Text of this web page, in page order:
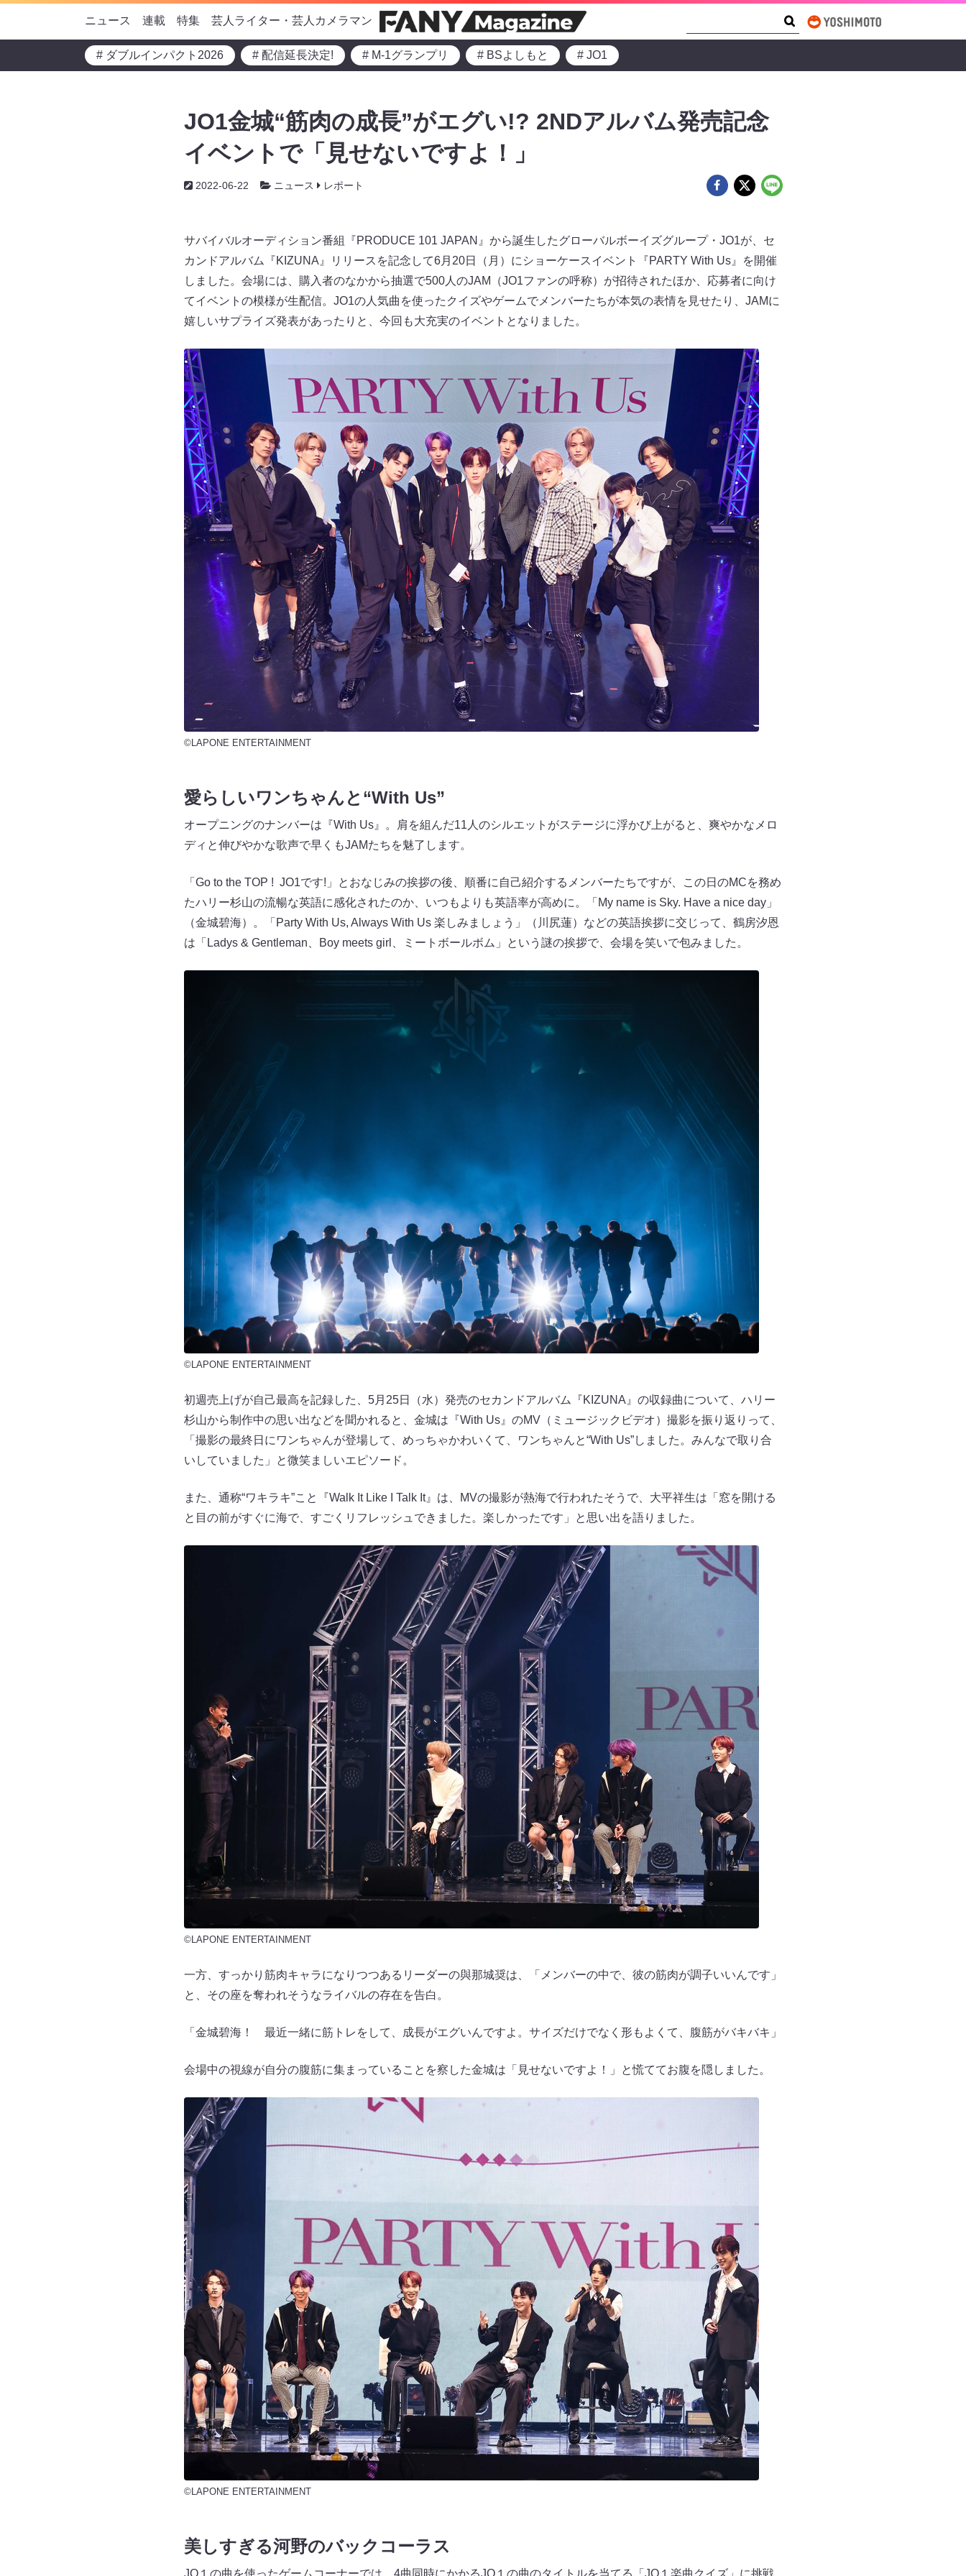
ニュース 連載 特集 芸人ライター・芸人カメラマン
# ダブルインパクト2026 # 配信延長決定! # M-1グランプリ # BSよしもと # JO1
JO1金城“筋肉の成長”がエグい!? 2NDアルバム発売記念
イベントで「見せないですよ！」
2022-06-22 ニュース レポート
サバイバルオーディション番組『PRODUCE 101 JAPAN』から誕生したグローバルボーイズグループ・JO1が、セ
カンドアルバム『KIZUNA』リリースを記念して6月20日（月）にショーケースイベント『PARTY With Us』を開催
しました。会場には、購入者のなかから抽選で500人のJAM（JO1ファンの呼称）が招待されたほか、応募者に向け
てイベントの模様が生配信。JO1の人気曲を使ったクイズやゲームでメンバーたちが本気の表情を見せたり、JAMに
嬉しいサプライズ発表があったりと、今回も大充実のイベントとなりました。
©LAPONE ENTERTAINMENT
愛らしいワンちゃんと“With Us”
オープニングのナンバーは『With Us』。肩を組んだ11人のシルエットがステージに浮かび上がると、爽やかなメロ
ディと伸びやかな歌声で早くもJAMたちを魅了します。
「Go to the TOP ! JO1です!」とおなじみの挨拶の後、順番に自己紹介するメンバーたちですが、この日のMCを務め
たハリー杉山の流暢な英語に感化されたのか、いつもよりも英語率が高めに。「My name is Sky. Have a nice day」
（金城碧海）。「Party With Us, Always With Us 楽しみましょう」（川尻蓮）などの英語挨拶に交じって、鶴房汐恩
は「Ladys & Gentleman、Boy meets girl、ミートボールボム」という謎の挨拶で、会場を笑いで包みました。
©LAPONE ENTERTAINMENT
初週売上げが自己最高を記録した、5月25日（水）発売のセカンドアルバム『KIZUNA』の収録曲について、ハリー
杉山から制作中の思い出などを聞かれると、金城は『With Us』のMV（ミュージックビデオ）撮影を振り返りって、
「撮影の最終日にワンちゃんが登場して、めっちゃかわいくて、ワンちゃんと“With Us”しました。みんなで取り合
いしていました」と微笑ましいエピソード。
また、通称“ワキラキ”こと『Walk It Like I Talk It』は、MVの撮影が熱海で行われたそうで、大平祥生は「窓を開ける
と目の前がすぐに海で、すごくリフレッシュできました。楽しかったです」と思い出を語りました。
©LAPONE ENTERTAINMENT
一方、すっかり筋肉キャラになりつつあるリーダーの與那城奨は、「メンバーの中で、彼の筋肉が調子いいんです」
と、その座を奪われそうなライバルの存在を告白。
「金城碧海！ 最近一緒に筋トレをして、成長がエグいんですよ。サイズだけでなく形もよくて、腹筋がバキバキ」
会場中の視線が自分の腹筋に集まっていることを察した金城は「見せないですよ！」と慌ててお腹を隠しました。
©LAPONE ENTERTAINMENT
美しすぎる河野のバックコーラス
JO１の曲を使ったゲームコーナーでは、4曲同時にかかるJO１の曲のタイトルを当てる「JO１楽曲クイズ」に挑戦